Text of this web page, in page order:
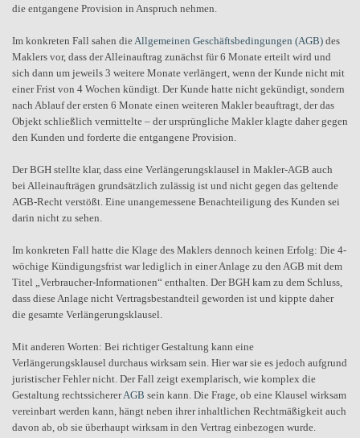
die entgangene Provision in Anspruch nehmen.
Im konkreten Fall sahen dieAllgemeinen Geschäftsbedingungen (AGB) des
Maklers vor, dass der Alleinauftrag zunächst für 6 Monate erteilt wird und
sich dann um jeweils 3 weitere Monate verlängert, wenn der Kunde nicht mit
einer Frist von 4 Wochen kündigt. Der Kunde hatte nicht gekündigt, sondern
nach Ablauf der ersten 6 Monate einen weiteren Makler beauftragt, der das
Objekt schließlich vermittelte – der ursprüngliche Makler klagte daher gegen
den Kunden und forderte die entgangene Provision.
Der BGH stellte klar, dass eine Verlängerungsklausel in Makler-AGB auch
bei Alleinaufträgen grundsätzlich zulässig ist und nicht gegen das geltende
AGB-Recht verstößt. Eine unangemessene Benachteiligung des Kunden sei
darin nicht zu sehen.
Im konkreten Fall hatte die Klage des Maklers dennoch keinen Erfolg: Die 4-
wöchige Kündigungsfrist war lediglich in einer Anlage zu den AGB mit dem
Titel „Verbraucher-Informationen“ enthalten. Der BGH kam zu dem Schluss,
dass diese Anlage nicht Vertragsbestandteil geworden ist und kippte daher
die gesamte Verlängerungsklausel.
Mit anderen Worten: Bei richtiger Gestaltung kann eine
Verlängerungsklausel durchaus wirksam sein. Hier war sie es jedoch aufgrund
juristischer Fehler nicht. Der Fall zeigt exemplarisch, wie komplex die
Gestaltung rechtssichererAGB sein kann. Die Frage, ob eine Klausel wirksam
vereinbart werden kann, hängt neben ihrer inhaltlichen Rechtmäßigkeit auch
davon ab, ob sie überhaupt wirksam in den Vertrag einbezogen wurde.